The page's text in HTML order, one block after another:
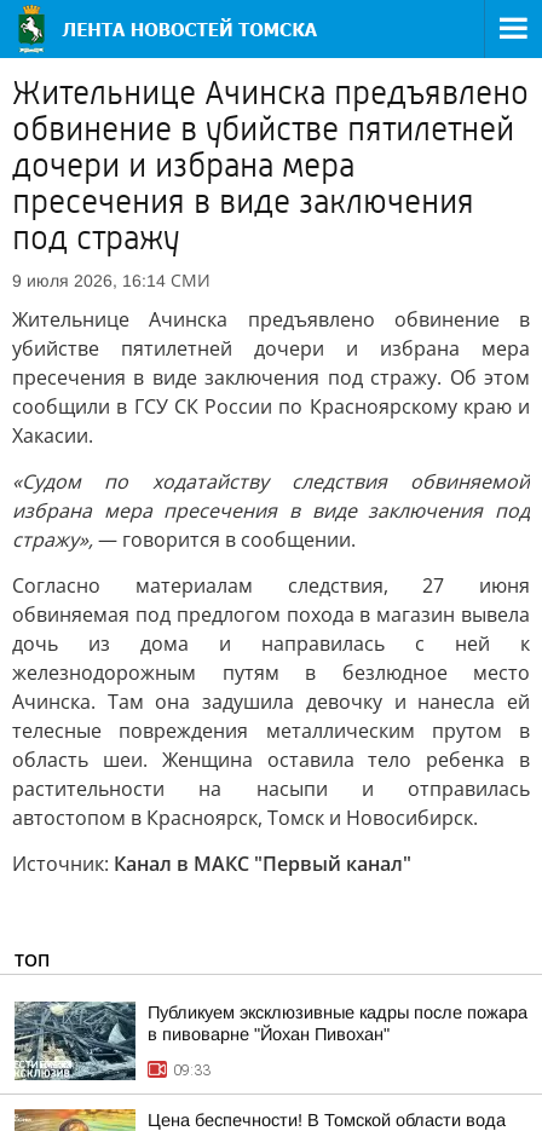
Жительнице Ачинска предъявлено
обвинение в убийстве пятилетней
дочери и избрана мера
пресечения в виде заключения
под стражу
9 июля 2026, 16:14 СМИ
Жительнице Ачинска предъявлено обвинение в
убийстве пятилетней дочери и избрана мера
пресечения в виде заключения под стражу. Об этом
сообщили в ГСУ СК России по Красноярскому краю и
Хакасии.
«Судом по ходатайству следствия обвиняемой
избрана мера пресечения в виде заключения под
стражу»,— говорится в сообщении.
Согласно материалам следствия, 27 июня
обвиняемая под предлогом похода в магазин вывела
дочь из дома и направилась с ней к
железнодорожным путям в безлюдное место
Ачинска. Там она задушила девочку и нанесла ей
телесные повреждения металлическим прутом в
область шеи. Женщина оставила тело ребенка в
растительности на насыпи и отправилась
автостопом в Красноярск, Томск и Новосибирск.
Источник: Канал в МАКС "Первый канал"
ТОП
Публикуем эксклюзивные кадры после пожара
в пивоварне "Йохан Пивохан"
09:33
Цена беспечности! В Томской области вода